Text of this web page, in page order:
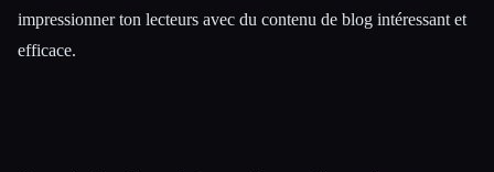
impressionner ton lecteurs avec du contenu de blog intéressant et
efficace.